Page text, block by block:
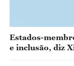
Estados-
e inclusão, diz